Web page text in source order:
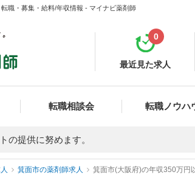
職・募集・給料/年収情報 - マイナビ薬剤師
最近見た求人
0
転職相談会 転職ノウハ
の提供に努めます。
箕面市の薬剤師求人 箕面市(大阪府)の年収350万円